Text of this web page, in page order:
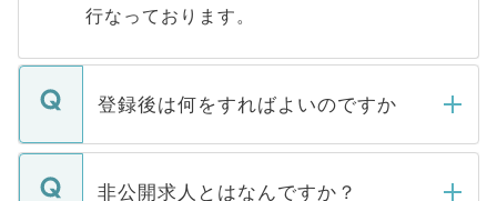
行なっております。
登録後は何をすればよいのですか
ご登録いただきましたら、弊社担当者がご
登録内容を確認し、その後メールもしくは
非公開求人とはなんですか？